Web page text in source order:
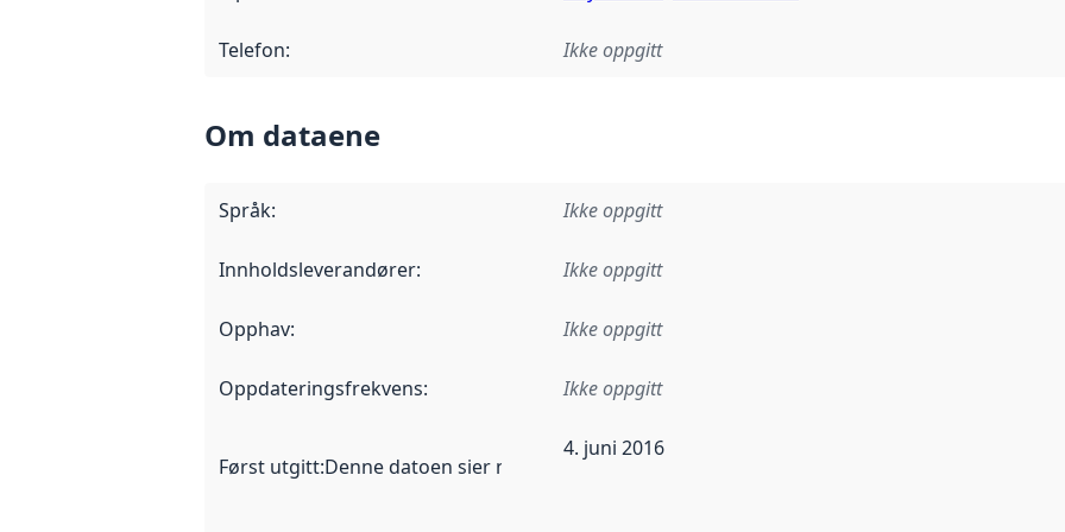
Telefon: Ikke oppgitt
Om dataene
Språk: Ikke oppgitt
Innholdsleverandører: Ikke oppgitt
Opphav: Ikke oppgitt
Oppdateringsfrekvens: Ikke oppgitt
Først utgitt:Denne datoen sier når dataene i dette datasettet første gang ble utgitt. Det kan
4. juni 2016